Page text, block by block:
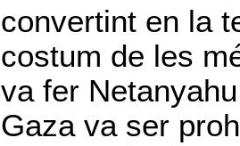
convertint en la
costum de les
va fer
Gaza va ser